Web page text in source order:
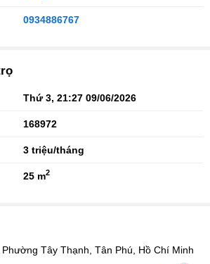
0934886767
Thứ 3, 21:27 09/06/2026
168972
3 triệu/tháng
25 m2
Tây Thạnh, Tân Phú, Hồ Chí Minh